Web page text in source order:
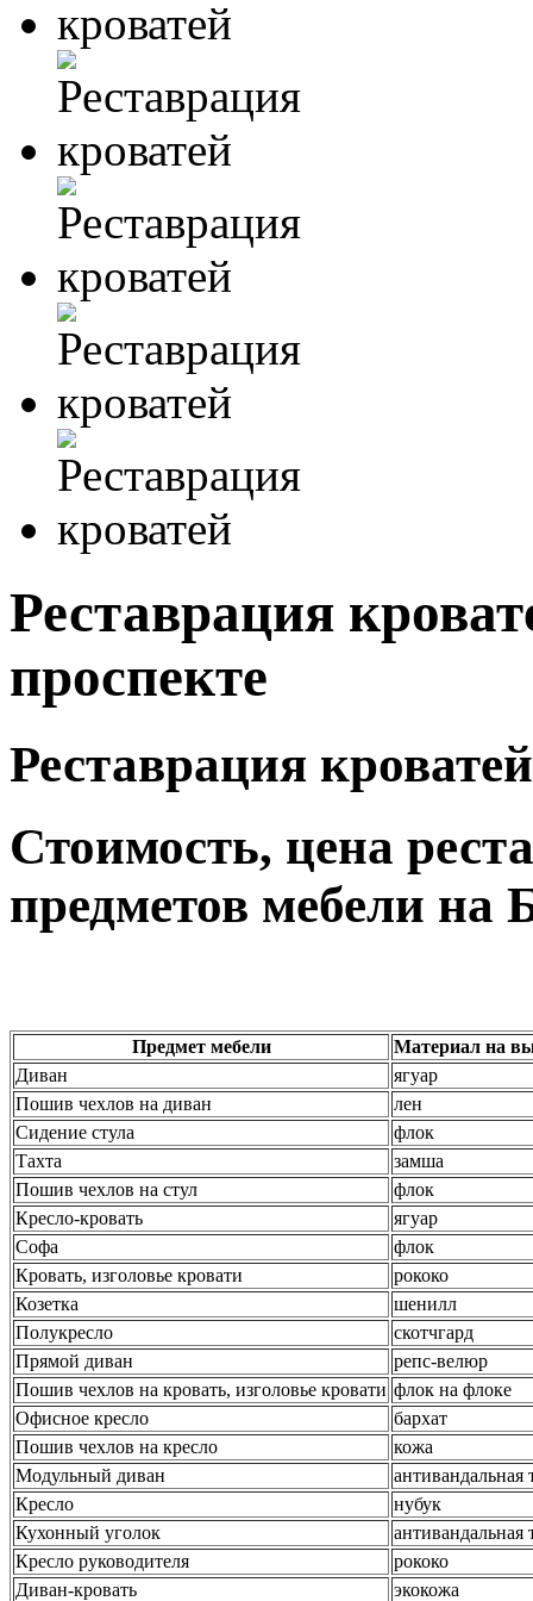
Реставрация
проспекте
Реставрация
Стоимость, цена
предметов мебели на
Предмет мебели
Материал на
Диван
ягуар
Пошив чехлов на диван
лен
Сидение стула
флок
Тахта
замша
Пошив чехлов на стул
флок
Кресло-кровать
ягуар
Софа
флок
Кровать, изголовье кровати
рококо
Козетка
шенилл
Полукресло
скотчгард
Прямой диван
репс-велюр
Пошив чехлов на кровать, изголовье кровати флок на флоке
Офисное кресло
бархат
Пошив чехлов на кресло
кожа
Модульный диван
антивандальная
Кресло
нубук
Кухонный уголок
антивандальная
Кресло руководителя
рококо
Диван-кровать
экокожа